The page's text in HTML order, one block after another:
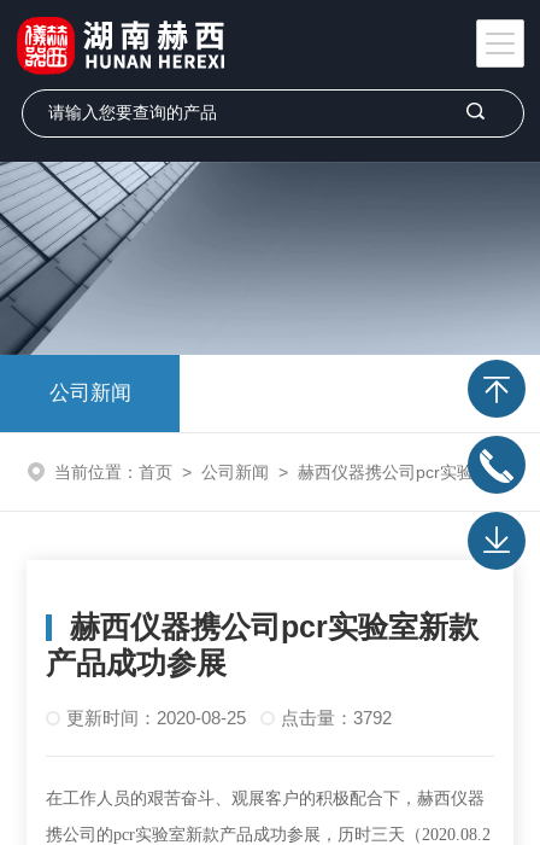
公司新闻
当前位置： 首页 > 公司新闻 > 赫西仪器携公司pcr实验室新款产品成功参展
赫西仪器携公司pcr实验室新款
产品成功参展
更新时间：2020-08-25 点击量：3792
在工作人员的艰苦奋斗、观展客户的积极配合下，赫西仪器
携公司的pcr实验室新款产品成功参展， 历时三天 （2020.08.2